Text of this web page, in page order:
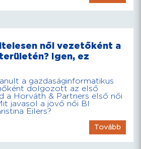
női vezetőként a
Igen, ez
a gazdaságinformatikus
dolgozott az első
a Horváth & Partners első női
javasol a jövő női BI
Eilers?
Tovább